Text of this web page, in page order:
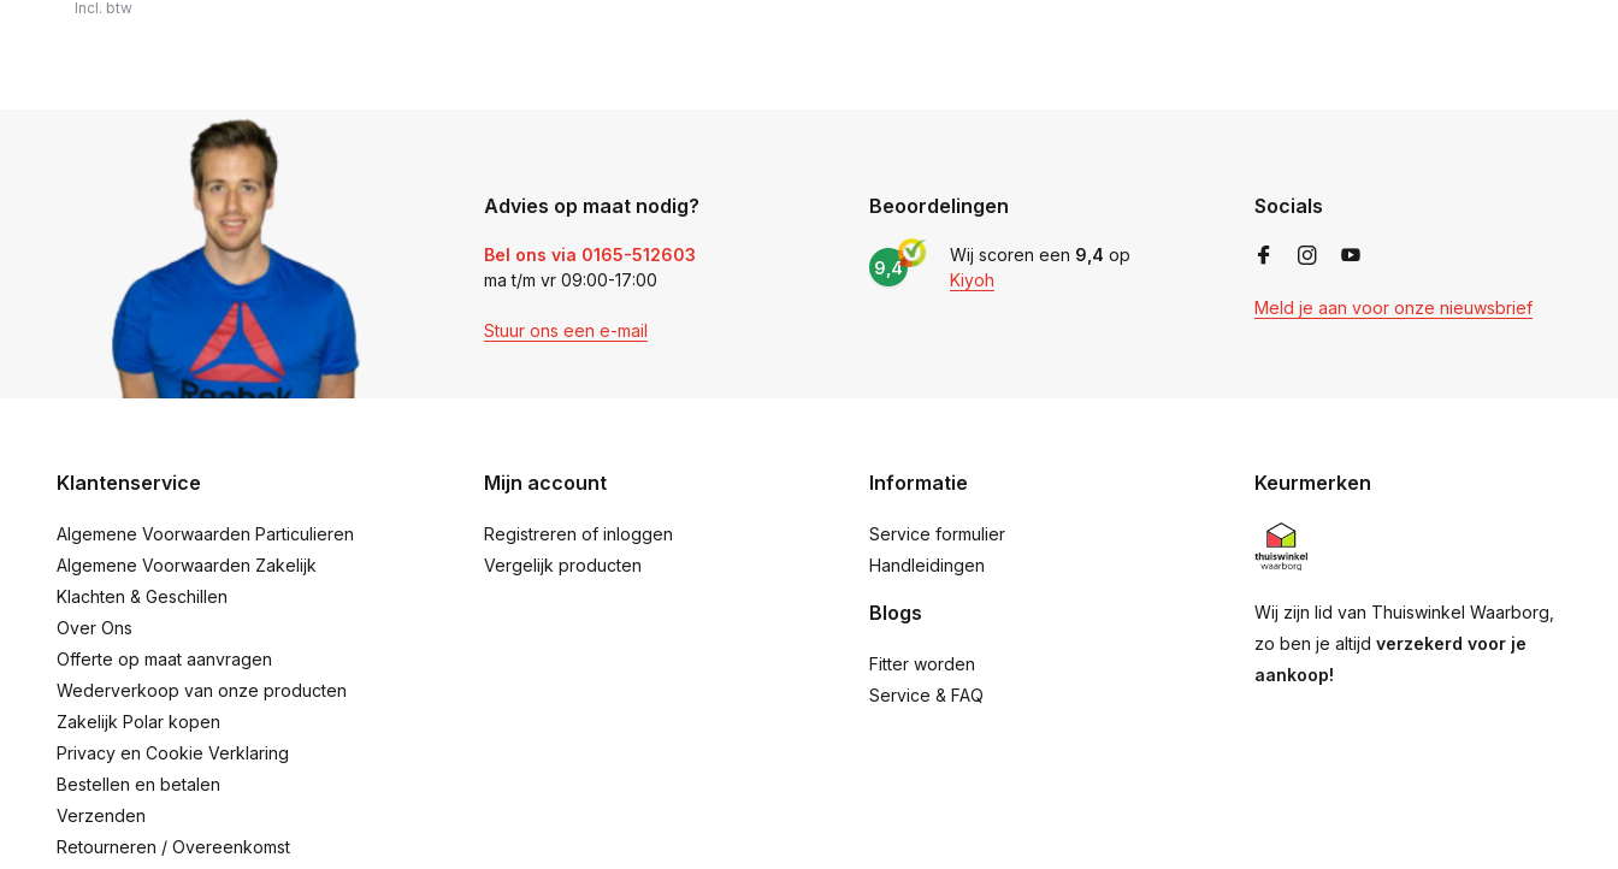
Incl. btw
Advies op maat nodig?
Bel ons via 0165-512603
ma t/m vr 09:00-17:00
Stuur ons een e-mail
Beoordelingen
9,4
Wij scoren een 9,4 op
Kiyoh
Socials
Meld je aan voor onze nieuwsbrief
Klantenservice
Algemene Voorwaarden Particulieren
Algemene Voorwaarden Zakelijk
Klachten & Geschillen
Over Ons
Offerte op maat aanvragen
Wederverkoop van onze producten
Zakelijk Polar kopen
Privacy en Cookie Verklaring
Bestellen en betalen
Verzenden
Retourneren / Overeenkomst
Mijn account
Registreren of inloggen
Vergelijk producten
Informatie
Service formulier
Handleidingen
Blogs
Fitter worden
Service & FAQ
Keurmerken
Wij zijn lid van Thuiswinkel Waarborg,
zo ben je altijd verzekerd voor je
aankoop!